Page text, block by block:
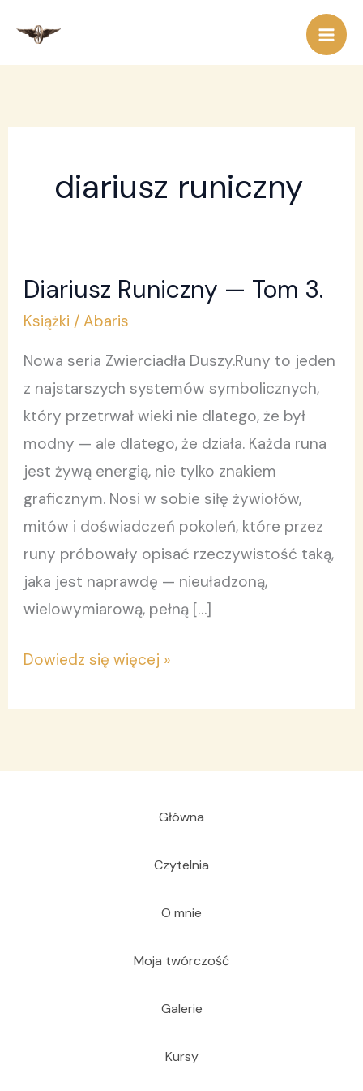
treści
diariusz runiczny
Diariusz Runiczny — Tom 3.
Książki /Abaris
Nowa seria Zwierciadła Duszy.Runy to jeden
z najstarszych systemów symbolicznych,
który przetrwał wieki nie dlatego, że był
modny — ale dlatego, że działa. Każda runa
jest żywą energią, nie tylko znakiem
graficznym. Nosi w sobie siłę żywiołów,
mitów i doświadczeń pokoleń, które przez
runy próbowały opisać rzeczywistość taką,
jaka jest naprawdę — nieuładzoną,
wielowymiarową, pełną […]
Diariusz
Runiczny
Tom
3.
Dowiedz się więcej »
Główna
Czytelnia
O mnie
Moja twórczość
Galerie
Kursy